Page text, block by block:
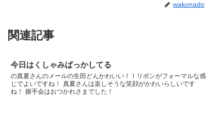
wakonado
関連記事
今日はくしゃみばっかしてる
の真夏さんのメールの生田どんかわいい！！リボンがフォーマルな感
じでよいですね！ 真夏さんは楽しそうな笑顔がかわいらしいです
ね！ 握手会はおつかれさまでした！